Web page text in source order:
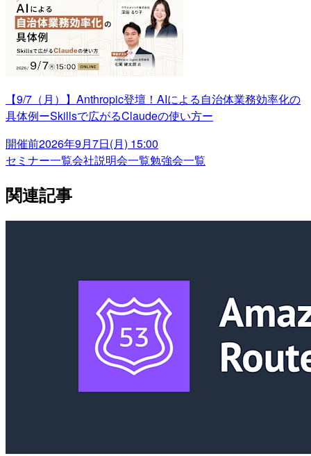
【9/7（月）】Anthropic登壇！AIによる自治体業務効率化の
具体例ーSkillsで広がるClaudeの使い方ー
開催前2026年9月7日(月) 15:00
セミナー一覧会社説明会一覧勉強会一覧
関連記事